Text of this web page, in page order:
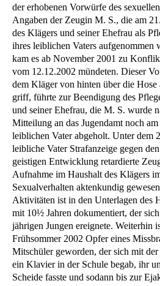
der erhobenen Vorwürfe des
Angaben der Zeugin M. S., die am
des Klägers und seiner Ehefrau als
ihres leiblichen Vaters aufgenommen
kam es ab November 2001 zu
vom 12.12.2002 mündeten. Dieser
dem Kläger von hinten über die Hose
griff, führte zur Beendigung des
und seiner Ehefrau, die M. S. wurde
Mitteilung an das Jugendamt noch
leiblichen Vater abgeholt. Unter dem
leibliche Vater Strafanzeige gegen
geistigen Entwicklung retardierte
Aufnahme im Haushalt des Klägers
Sexualverhalten aktenkundig
Aktivitäten ist in den Unterlagen des
mit 10½ Jahren dokumentiert, der
jährigen Jungen ereignete. Weiterhin
Frühsommer 2002 Opfer eines
Mitschüler geworden, der sich mit
ein Klavier in der Schule begab, ihr
Scheide fasste und sodann bis zur